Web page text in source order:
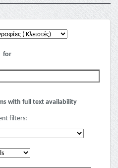
for
with full text availability
filters: